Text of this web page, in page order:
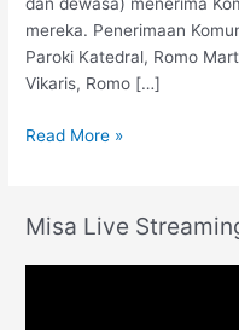
dan dewasa) menerima
mereka. Penerimaan
Paroki Katedral, Romo
Vikaris, Romo […]
Read More »
Misa Live